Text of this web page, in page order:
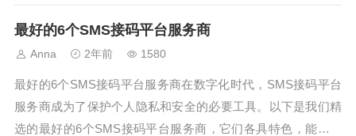
应用场景。方法一：精准定位目标客户基于客户画像和行为数
据，发送针对性内容。方法二：设计引人注目的邮件主题吸引
用户注意，提升打开率。...
最好的6个SMS接码平台服务商
Anna 2年前 1580
最好的6个SMS接码平台服务商在数字化时代，SMS接码平台
服务商成为了保护个人隐私和安全的必要工具。以下是我们精
选的最好的6个SMS接码平台服务商，它们各具特色，能满足